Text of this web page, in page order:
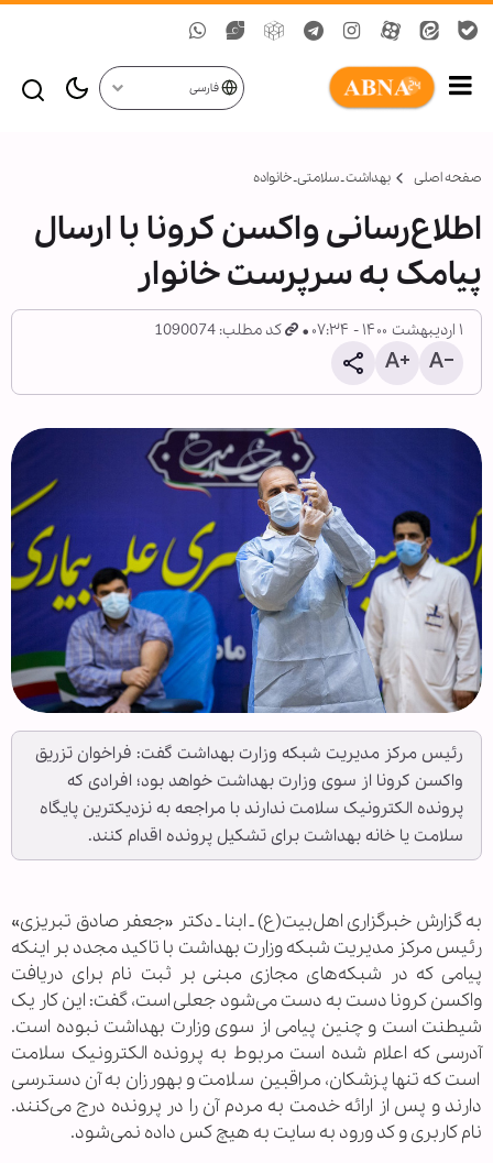
فارسی
صفحه اصلی بهداشت ـ سلامتی ـ خانواده
اطلاع‌رسانی واکسن کرونا با ارسال
پیامک به سرپرست خانوار
۱ اردیبهشت ۱۴۰۰ - ۰۷:۳۴ کد مطلب: 1090074
رئیس مرکز مدیریت شبکه وزارت بهداشت گفت: فراخوان تزریق
واکسن کرونا از سوی وزارت بهداشت خواهد بود؛ افرادی که
پرونده الکترونیک سلامت ندارند با مراجعه به نزدیکترین پایگاه
سلامت یا خانه بهداشت برای تشکیل پرونده اقدام کنند.
به گزارش خبرگزاری اهل‌بیت(ع) ـ ابنا ـ دکتر «جعفر صادق تبریزی»
رئیس مرکز مدیریت شبکه وزارت بهداشت با تاکید مجدد بر اینکه
پیامی که در شبکه‌های مجازی مبنی بر ثبت نام برای دریافت
واکسن کرونا دست به دست می‌شود جعلی است، گفت: این کار یک
شیطنت است و چنین پیامی از سوی وزارت بهداشت نبوده است.
آدرسی که اعلام شده است مربوط به پرونده الکترونیک سلامت
است که تنها پزشکان، مراقبین سلامت و بهورزان به آن دسترسی
دارند و پس از ارائه خدمت به مردم آن را در پرونده درج می‌کنند.
نام کاربری و کد ورود به سایت به هیچ کس داده نمی‌شود.